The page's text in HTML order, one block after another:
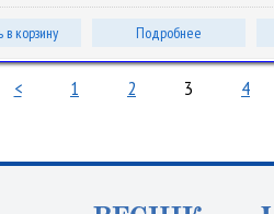
в корзину Подробнее
< 1 2 3 4